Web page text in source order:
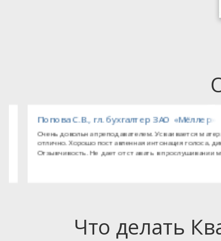
(Великобритания), представительство
Попова С.В., гл. бухгалтер ЗАО «Мёллер»
Очень довольна преподавателем. Усваивается материал
отлично. Хорошо поставленная интонация голоса, дикция.
Отзывчивость. Не дает отставать в прослушивании
Что делать